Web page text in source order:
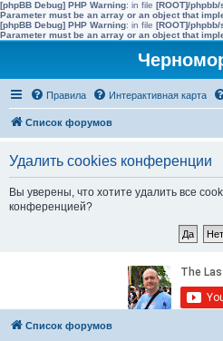
[phpBB Debug] PHP Warning: in file [ROOT]/
Parameter must be an array or an object that
[phpBB Debug] PHP Warning: in file [ROOT]/
Parameter must be an array or an object that
Правила Интерактивная карта
Список форумов
Удалить cookies конференции
Вы уверены, что хотите удалить все
конференцией?
Список форумов